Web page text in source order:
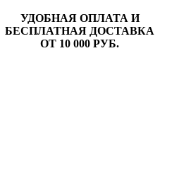
УДОБНАЯ ОПЛАТА И
БЕСПЛАТНАЯ ДОСТАВКА
ОТ 10 000 РУБ.